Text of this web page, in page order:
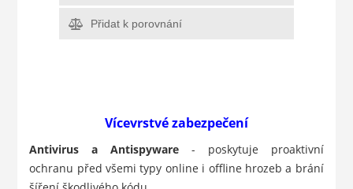
Přidat k porovnání
Vícevrstvé zabezpečení
Antivirus a Antispyware - poskytuje proaktivní
ochranu před všemi typy online i offline hrozeb a brání